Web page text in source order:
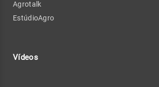
Agrotalk
EstúdioAgro
Vídeos